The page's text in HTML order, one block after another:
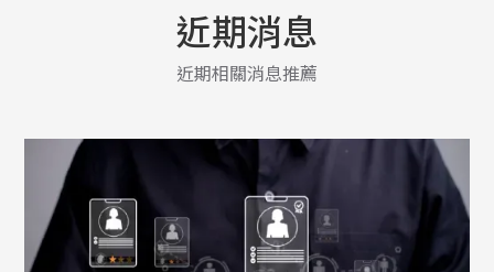
近期消息
近期相關消息推薦